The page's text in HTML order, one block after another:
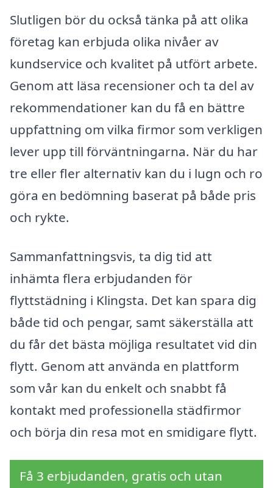
Slutligen bör du också tänka på att olika
företag kan erbjuda olika nivåer av
kundservice och kvalitet på utfört arbete.
Genom att läsa recensioner och ta del av
rekommendationer kan du få en bättre
uppfattning om vilka firmor som verkligen
lever upp till förväntningarna. När du har
tre eller fler alternativ kan du i lugn och ro
göra en bedömning baserat på både pris
och rykte.
Sammanfattningsvis, ta dig tid att
inhämta flera erbjudanden för
flyttstädning i Klingsta. Det kan spara dig
både tid och pengar, samt säkerställa att
du får det bästa möjliga resultatet vid din
flytt. Genom att använda en plattform
som vår kan du enkelt och snabbt få
kontakt med professionella städfirmor
och börja din resa mot en smidigare flytt.
Få 3 erbjudanden, gratis och utan